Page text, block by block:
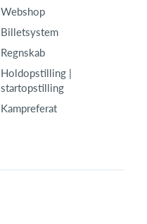
Webshop
Billetsystem
Regnskab
Holdopstilling |
startopstilling
Kampreferat